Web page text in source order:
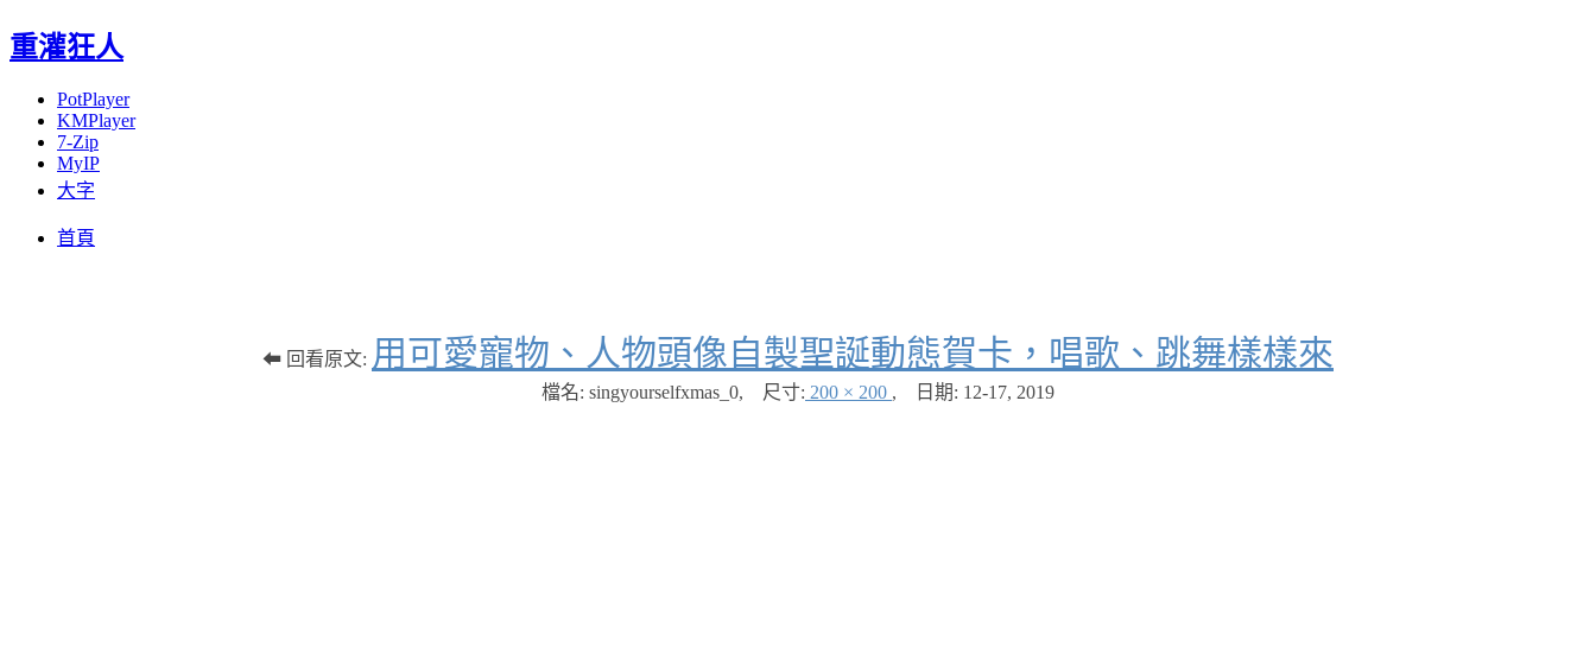
重灌狂人
PotPlayer
KMPlayer
7-Zip
MyIP
大字
首頁
⬅ 回看原文: 用可愛寵物、人物頭像自製聖誕動態賀卡，唱歌、跳舞樣樣來
檔名: singyourselfxmas_0, 尺寸: 200 × 200 , 日期: 12-17, 2019